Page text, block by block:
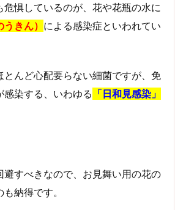
惧しているのが、花や花瓶の水に
きん） による感染症といわれてい
とんど心配要らない細菌ですが、免
染する、いわゆる 「日和見感染」
避すべきなので、お見舞い用の花の
納得です。